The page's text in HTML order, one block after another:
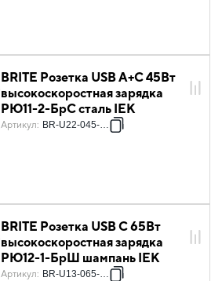
BRITE Розетка USB A+C 45Вт
высокоскоростная зарядка
РЮ11-2-БрС сталь IEK
Артикул: BR-U22-045-K46
BRITE Розетка USB C 65Вт
высокоскоростная зарядка
РЮ12-1-БрШ шампань IEK
Артикул: BR-U13-065-K37